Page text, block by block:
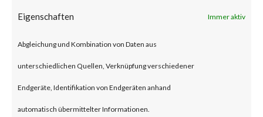
Eigenschaften Immer aktiv
Abgleichung und Kombination von Daten aus
unterschiedlichen Quellen, Verknüpfung verschiedener
Endgeräte, Identifikation von Endgeräten anhand
automatisch übermittelter Informationen.
(KEV) catalog on May 1st, 2023.
applied as soon as possible.
What is the vendor solution?